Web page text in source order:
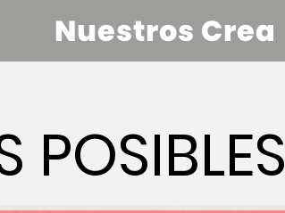
Nuestros Crea
POSIBLES